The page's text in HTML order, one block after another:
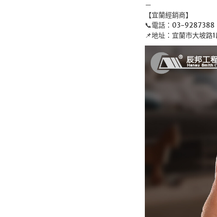
－
【宜蘭經銷商】
📞電話：03-9287388
📌地址：宜蘭市大坡路